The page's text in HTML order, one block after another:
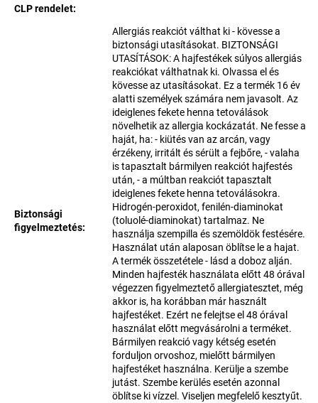
CLP rendelet:
Biztonsági
figyelmeztetés:
Allergiás reakciót válthat ki - kövesse a
biztonsági utasításokat. BIZTONSÁGI
UTASÍTÁSOK: A hajfestékek súlyos allergiás
reakciókat válthatnak ki. Olvassa el és
kövesse az utasításokat. Ez a termék 16 év
alatti személyek számára nem javasolt. Az
ideiglenes fekete henna tetoválások
növelhetik az allergia kockázatát. Ne fesse a
haját, ha: - kiütés van az arcán, vagy
érzékeny, irritált és sérült a fejbőre, - valaha
is tapasztalt bármilyen reakciót hajfestés
után, - a múltban reakciót tapasztalt
ideiglenes fekete henna tetoválásokra.
Hidrogén-peroxidot, fenilén-diaminokat
(toluolé-diaminokat) tartalmaz. Ne
használja szempilla és szemöldök festésére.
Használat után alaposan öblítse le a hajat.
A termék összetétele - lásd a doboz alján.
Minden hajfesték használata előtt 48 órával
végezzen figyelmeztető allergiatesztet, még
akkor is, ha korábban már használt
hajfestéket. Ezért ne felejtse el 48 órával
használat előtt megvásárolni a terméket.
Bármilyen reakció vagy kétség esetén
forduljon orvoshoz, mielőtt bármilyen
hajfestéket használna. Kerülje a szembe
jutást. Szembe kerülés esetén azonnal
öblítse ki vízzel. Viseljen megfelelő kesztyűt.